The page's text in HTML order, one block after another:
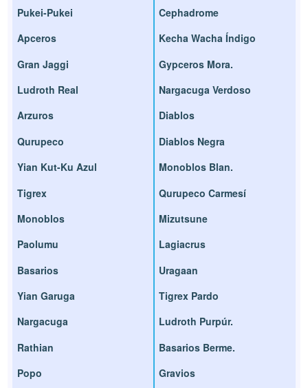
Pukei-Pukei
Apceros
Gran Jaggi
Ludroth Real
Arzuros
Qurupeco
Yian Kut-Ku Azul
Tigrex
Monoblos
Paolumu
Basarios
Yian Garuga
Nargacuga
Rathian
Popo
Cephadrome
Kecha Wacha Índigo
Gypceros Mora.
Nargacuga Verdoso
Diablos
Diablos Negra
Monoblos Blan.
Qurupeco Carmesí
Mizutsune
Lagiacrus
Uragaan
Tigrex Pardo
Ludroth Purpúr.
Basarios Berme.
Gravios